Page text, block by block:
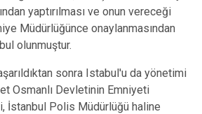
yaptırılması ve onun vereceği
Müdürlüğünce onaylanmasından
olunmuştur.
sonra Istabul'u da yönetimi
Osmanlı Devletinin Emniyeti
İstanbul Polis Müdürlüğü haline